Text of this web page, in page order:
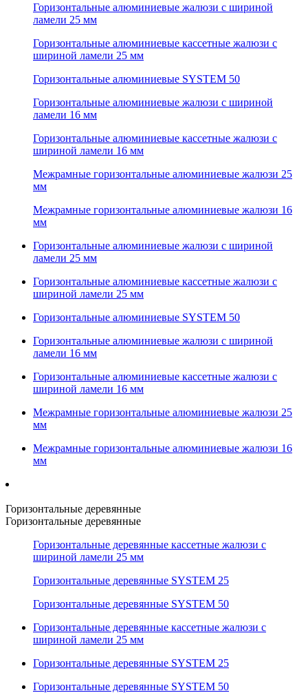
Горизонтальные алюминиевые жалюзи с шириной
ламели 25 мм
Горизонтальные алюминиевые кассетные жалюзи с
шириной ламели 25 мм
Горизонтальные алюминиевые SYSTEM 50
Горизонтальные алюминиевые жалюзи с шириной
ламели 16 мм
Горизонтальные алюминиевые кассетные жалюзи с
шириной ламели 16 мм
Межрамные горизонтальные алюминиевые жалюзи 25
мм
Межрамные горизонтальные алюминиевые жалюзи 16
мм
Горизонтальные алюминиевые жалюзи с шириной
ламели 25 мм
Горизонтальные алюминиевые кассетные жалюзи с
шириной ламели 25 мм
Горизонтальные алюминиевые SYSTEM 50
Горизонтальные алюминиевые жалюзи с шириной
ламели 16 мм
Горизонтальные алюминиевые кассетные жалюзи с
шириной ламели 16 мм
Межрамные горизонтальные алюминиевые жалюзи 25
мм
Межрамные горизонтальные алюминиевые жалюзи 16
мм
Горизонтальные деревянные
Горизонтальные деревянные
Горизонтальные деревянные кассетные жалюзи с
шириной ламели 25 мм
Горизонтальные деревянные SYSTEM 25
Горизонтальные деревянные SYSTEM 50
Горизонтальные деревянные кассетные жалюзи с
шириной ламели 25 мм
Горизонтальные деревянные SYSTEM 25
Горизонтальные деревянные SYSTEM 50